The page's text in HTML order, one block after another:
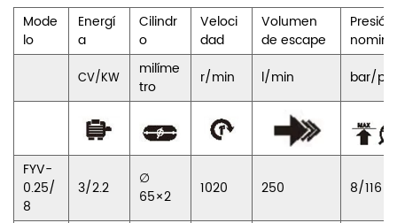
Mode
lo
Energí
a
Cilindr
o
Veloci
dad
Volumen
de escape
Presión
CV/KW
milíme
tro
r/min l/min bar/psi
FYV-
0.25/
8
3/2.2
∅
65×2
1020 250 8/116